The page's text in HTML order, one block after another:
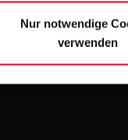
Nur notwendige
verwenden